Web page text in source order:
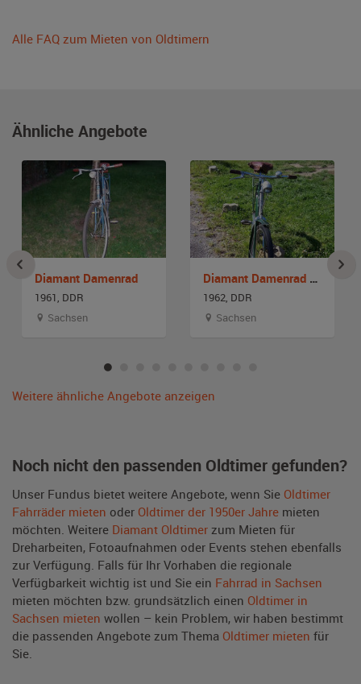
Alle FAQ zum Mieten von Oldtimern
Ähnliche Angebote
Diamant Damenrad
1961, DDR
Sachsen
Diamant Damenrad 26 Zoll
1962, DDR
Sachsen
Weitere ähnliche Angebote anzeigen
Noch nicht den passenden Oldtimer gefunden?
Unser Fundus bietet weitere Angebote, wenn Sie Oldtimer
Fahrräder mieten oder Oldtimer der 1950er Jahre mieten
möchten. Weitere Diamant Oldtimer zum Mieten für
Dreharbeiten, Fotoaufnahmen oder Events stehen ebenfalls
zur Verfügung. Falls für Ihr Vorhaben die regionale
Verfügbarkeit wichtig ist und Sie ein Fahrrad in Sachsen
mieten möchten bzw. grundsätzlich einen Oldtimer in
Sachsen mieten wollen – kein Problem, wir haben bestimmt
die passenden Angebote zum Thema Oldtimer mieten für
Sie.